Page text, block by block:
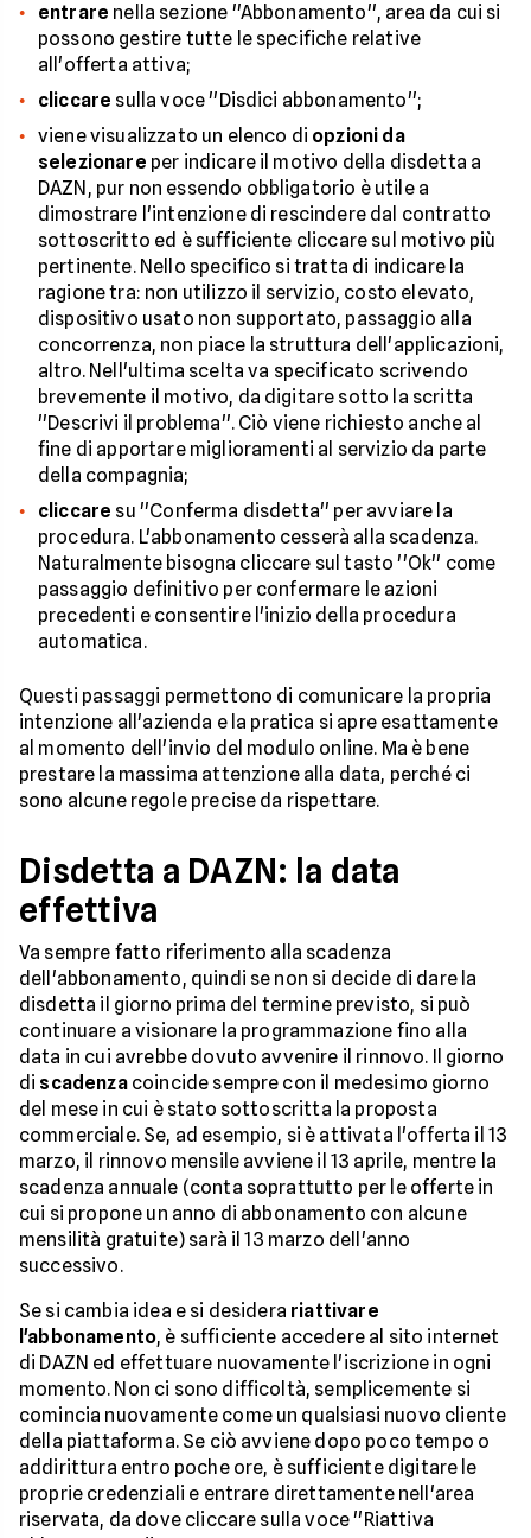
entrare nella sezione ''Abbonamento'', area da cui si
possono gestire tutte le specifiche relative
all'offerta attiva;
cliccare sulla voce ''Disdici abbonamento'';
viene visualizzato un elenco di opzioni da
selezionare per indicare il motivo della disdetta a
DAZN, pur non essendo obbligatorio è utile a
dimostrare l'intenzione di rescindere dal contratto
sottoscritto ed è sufficiente cliccare sul motivo più
pertinente. Nello specifico si tratta di indicare la
ragione tra: non utilizzo il servizio, costo elevato,
dispositivo usato non supportato, passaggio alla
concorrenza, non piace la struttura dell'applicazioni,
altro. Nell'ultima scelta va specificato scrivendo
brevemente il motivo, da digitare sotto la scritta
''Descrivi il problema''. Ciò viene richiesto anche al
fine di apportare miglioramenti al servizio da parte
della compagnia;
cliccare su ''Conferma disdetta'' per avviare la
procedura. L'abbonamento cesserà alla scadenza.
Naturalmente bisogna cliccare sul tasto ''Ok'' come
passaggio definitivo per confermare le azioni
precedenti e consentire l'inizio della procedura
automatica.
Questi passaggi permettono di comunicare la propria
intenzione all'azienda e la pratica si apre esattamente
al momento dell'invio del modulo online. Ma è bene
prestare la massima attenzione alla data, perché ci
sono alcune regole precise da rispettare.
Disdetta a DAZN: la data
effettiva
Va sempre fatto riferimento alla scadenza
dell'abbonamento, quindi se non si decide di dare la
disdetta il giorno prima del termine previsto, si può
continuare a visionare la programmazione fino alla
data in cui avrebbe dovuto avvenire il rinnovo. Il giorno
di scadenzacoincide sempre con il medesimo giorno
del mese in cui è stato sottoscritta la proposta
commerciale. Se, ad esempio, si è attivata l'offerta il 13
marzo, il rinnovo mensile avviene il 13 aprile, mentre la
scadenza annuale (conta soprattutto per le offerte in
cui si propone un anno di abbonamento con alcune
mensilità gratuite) sarà il 13 marzo dell'anno
successivo.
Se si cambia idea e si desidera riattivare
l'abbonamento, è sufficiente accedere al sito internet
di DAZN ed effettuare nuovamente l'iscrizione in ogni
momento. Non ci sono difficoltà, semplicemente si
comincia nuovamente come un qualsiasi nuovo cliente
della piattaforma. Se ciò avviene dopo poco tempo o
addirittura entro poche ore, è sufficiente digitare le
proprie credenziali e entrare direttamente nell'area
riservata, da dove cliccare sulla voce ''Riattiva